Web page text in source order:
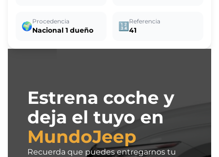
🌍Procedencia
Nacional 1 dueño 🔢 Referencia
41
Estrena coche y
deja el tuyo en
MundoJeep
Recuerda que puedes entregarnos tu